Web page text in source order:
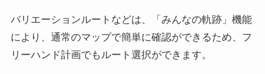
バリエーションルートなどは、「みんなの軌跡」機能
により、通常のマップで簡単に確認ができるため、フ
リーハンド計画でもルート選択ができます。